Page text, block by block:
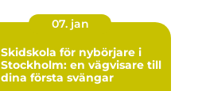
07. jan
Skidskola för nybörjare i
Stockholm: en vägvisare till
dina första svängar